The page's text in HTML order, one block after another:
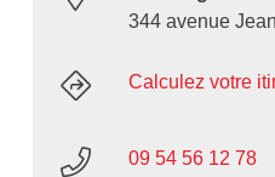
344 avenue
Calculez votre
09 54 56 12 78